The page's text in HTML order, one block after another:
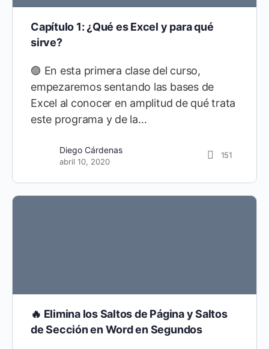
Capítulo 1: ¿Qué es Excel y para qué
sirve?
🟣 En esta primera clase del curso,
empezaremos sentando las bases de
Excel al conocer en amplitud de qué trata
este programa y de la…
Diego Cárdenas
abril 10, 2020
151
🔥 Elimina los Saltos de Página y Saltos
de Sección en Word en Segundos